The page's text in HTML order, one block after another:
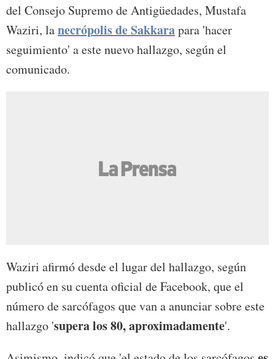
del Consejo Supremo de Antigüedades, Mustafa
Waziri, lanecrópolis de Sakkarapara 'hacer
seguimiento' a este nuevo hallazgo, según el
comunicado.
Waziri afirmó desde el lugar del hallazgo, según
publicó en su cuenta oficial de Facebook, que el
número de sarcófagos que van a anunciar sobre este
hallazgo 'supera los 80, aproximadamente'.